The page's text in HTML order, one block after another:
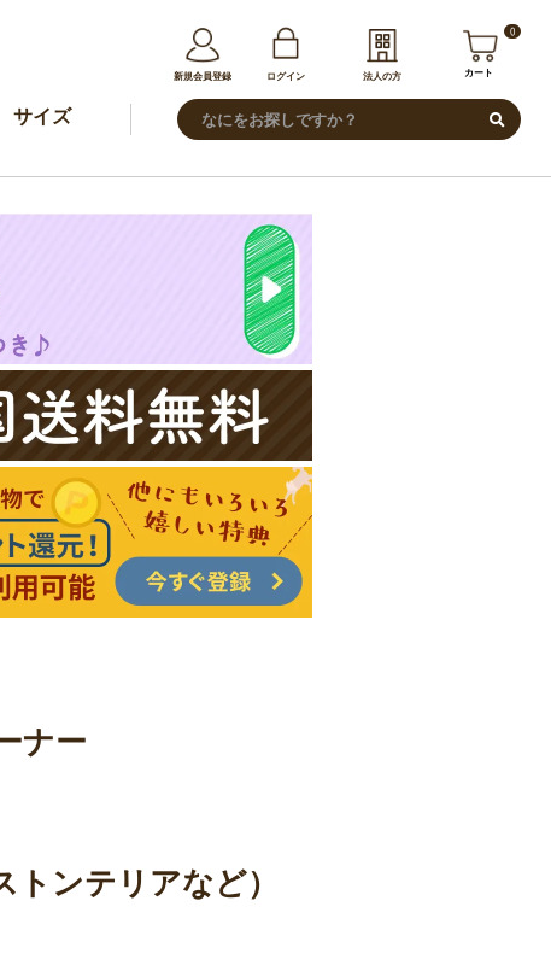
新規会員登録 ログイン 法人の方
0
カート
サイズ
ナー
トンテリアなど）